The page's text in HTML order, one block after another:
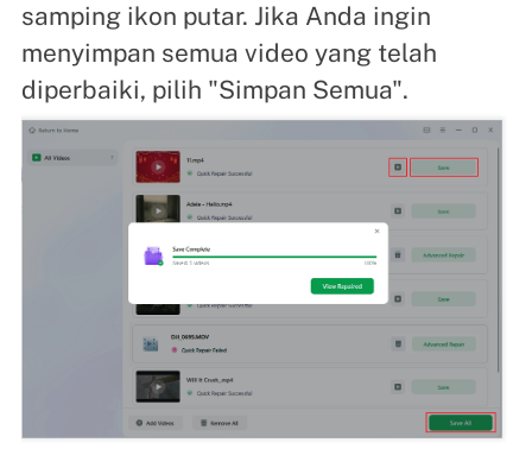
samping ikon putar. Jika Anda ingin
menyimpan semua video yang telah
diperbaiki, pilih "Simpan Semua".